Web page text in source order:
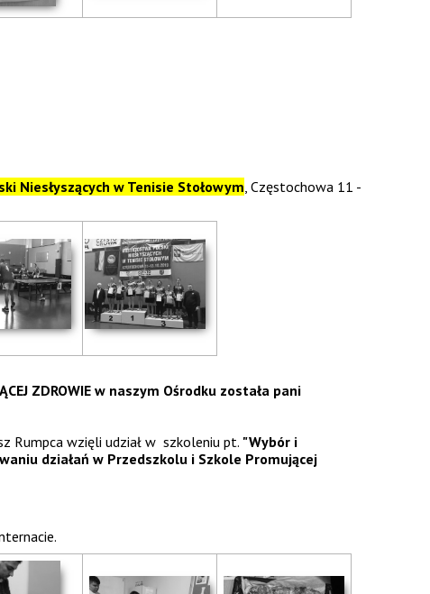
Niesłyszących w Tenisie Stołowym, Częstochowa 11 -
ZDROWIE w naszym Ośrodku została pani
Rumpca wzięli udział w szkoleniu pt. "Wybór i
działań w Przedszkolu i Szkole Promującej